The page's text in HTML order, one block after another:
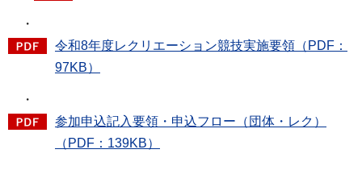
・
令和8年度レクリエーション競技実施要領（PDF：
97KB）
・
参加申込記入要領・申込フロー（団体・レク）
（PDF：139KB）